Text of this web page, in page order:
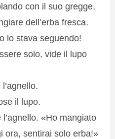
con il suo gregge,
dell’erba fresca.
lo stava seguendo!
solo, vide il lupo
il lupo.
«Ho mangiato
ora, sentirai solo erba!»